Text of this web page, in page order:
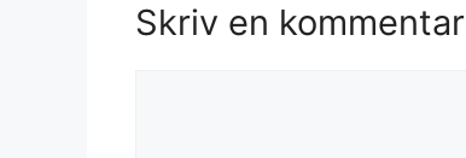
Skriv en kommentar